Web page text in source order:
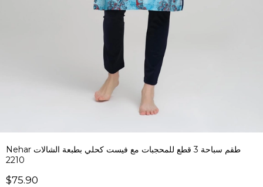
Nehar طقم سباحة 3 قطع للمحجبات مع فيست كحلي بطبعة الشالات
2210
$75.90